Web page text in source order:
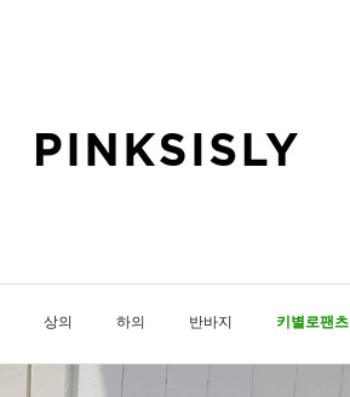
상의 하의 반바지 키별로팬츠